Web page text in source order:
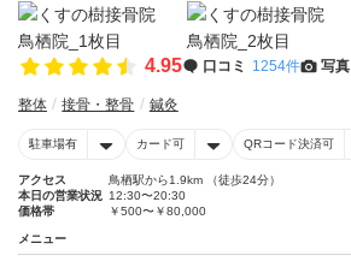
4.95 口コミ 1254件 写真
整体 接骨・整骨 鍼灸
駐車場有 カード可 QRコード決済可
アクセス
鳥栖駅から1.9km （徒歩24分）
本日の営業状況 12:30〜20:30
価格帯
￥500〜￥80,000
メニュー